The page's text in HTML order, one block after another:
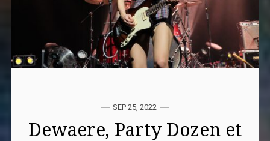
SEP 25, 2022
Dewaere, Party Dozen et